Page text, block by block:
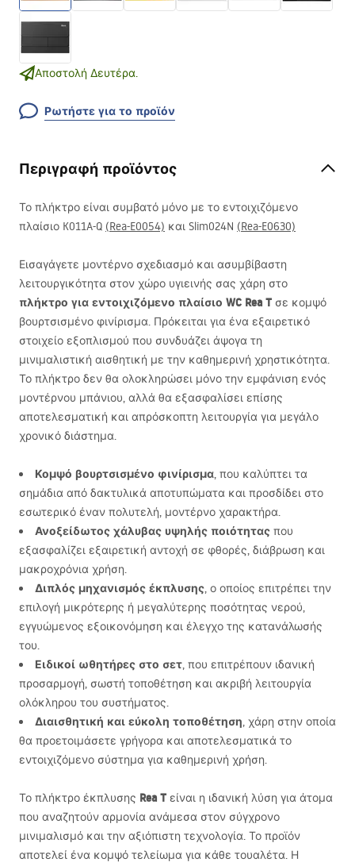
Αποστολή Δευτέρα.
Ρωτήστε για το προϊόν
Περιγραφή προϊόντος
Το πλήκτρο είναι συμβατό μόνο με το εντοιχιζόμενο
πλαίσιο K011A-Q (Rea-E0054) και Slim024N (Rea-E0630)
Εισαγάγετε μοντέρνο σχεδιασμό και ασυμβίβαστη
λειτουργικότητα στον χώρο υγιεινής σας χάρη στο
πλήκτρο για εντοιχιζόμενο πλαίσιο WC Rea T σε κομψό
βουρτσισμένο φινίρισμα. Πρόκειται για ένα εξαιρετικό
στοιχείο εξοπλισμού που συνδυάζει άψογα τη
μινιμαλιστική αισθητική με την καθημερινή χρηστικότητα.
Το πλήκτρο δεν θα ολοκληρώσει μόνο την εμφάνιση ενός
μοντέρνου μπάνιου, αλλά θα εξασφαλίσει επίσης
αποτελεσματική και απρόσκοπτη λειτουργία για μεγάλο
χρονικό διάστημα.
Κομψό βουρτσισμένο φινίρισμα, που καλύπτει τα
σημάδια από δακτυλικά αποτυπώματα και προσδίδει στο
εσωτερικό έναν πολυτελή, μοντέρνο χαρακτήρα.
Ανοξείδωτος χάλυβας υψηλής ποιότητας που
εξασφαλίζει εξαιρετική αντοχή σε φθορές, διάβρωση και
μακροχρόνια χρήση.
Διπλός μηχανισμός έκπλυσης, ο οποίος επιτρέπει την
επιλογή μικρότερης ή μεγαλύτερης ποσότητας νερού,
εγγυώμενος εξοικονόμηση και έλεγχο της κατανάλωσής
του.
Ειδικοί ωθητήρες στο σετ, που επιτρέπουν ιδανική
προσαρμογή, σωστή τοποθέτηση και ακριβή λειτουργία
ολόκληρου του συστήματος.
Διαισθητική και εύκολη τοποθέτηση, χάρη στην οποία
θα προετοιμάσετε γρήγορα και αποτελεσματικά το
εντοιχιζόμενο σύστημα για καθημερινή χρήση.
Το πλήκτρο έκπλυσης Rea T είναι η ιδανική λύση για άτομα
που αναζητούν αρμονία ανάμεσα στον σύγχρονο
μινιμαλισμό και την αξιόπιστη τεχνολογία. Το προϊόν
αποτελεί ένα κομψό τελείωμα για κάθε τουαλέτα. Η